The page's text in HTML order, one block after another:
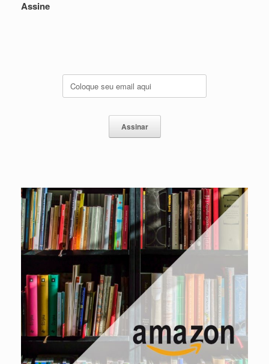
Assine